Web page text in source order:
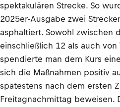
spektakulären Strecke. So
2025er-Ausgabe zwei
asphaltiert. Sowohl zwischen
einschließlich 12 als auch von
spendierte man dem Kurs
sich die Maßnahmen positiv
spätestens nach dem ersten
Freitagnachmittag beweisen.